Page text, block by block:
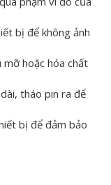
bị để không ảnh
hoặc hóa chất
tháo pin ra để
bị để đảm bảo